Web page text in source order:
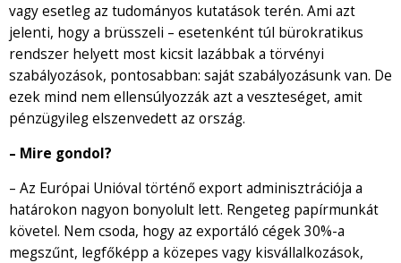
vagy esetleg az tudományos kutatások terén. Ami azt
jelenti, hogy a brüsszeli – esetenként túl bürokratikus
rendszer helyett most kicsit lazábbak a törvényi
szabályozások, pontosabban: saját szabályozásunk van. De
ezek mind nem ellensúlyozzák azt a veszteséget, amit
pénzügyileg elszenvedett az ország.
– Mire gondol?
– Az Európai Unióval történő export adminisztrációja a
határokon nagyon bonyolult lett. Rengeteg papírmunkát
követel. Nem csoda, hogy az exportáló cégek 30%-a
megszűnt, legfőképp a közepes vagy kisvállalkozások,